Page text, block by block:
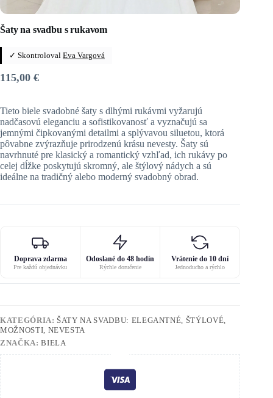
Šaty na svadbu s rukavom
✓ Skontroloval Eva Vargová
115,00 €
Tieto biele svadobné šaty s dlhými rukávmi vyžarujú
nadčasovú eleganciu a sofistikovanosť a vyznačujú sa
jemnými čipkovanými detailmi a splývavou siluetou, ktorá
pôvabne zvýrazňuje prirodzenú krásu nevesty. Šaty sú
navrhnuté pre klasický a romantický vzhľad, ich rukávy po
celej dĺžke poskytujú skromný, ale štýlový nádych a sú
ideálne na tradičný alebo moderný svadobný obrad.
Doprava zdarma
Pre každú objednávku
Odoslané do 48 hodín
Rýchle doručenie
Vrátenie do 10 dní
Jednoducho a rýchlo
KATEGÓRIA: ŠATY NA SVADBU: ELEGANTNÉ, ŠTÝLOVÉ,
MOŽNOSTI, NEVESTA
ZNAČKA:BIELA